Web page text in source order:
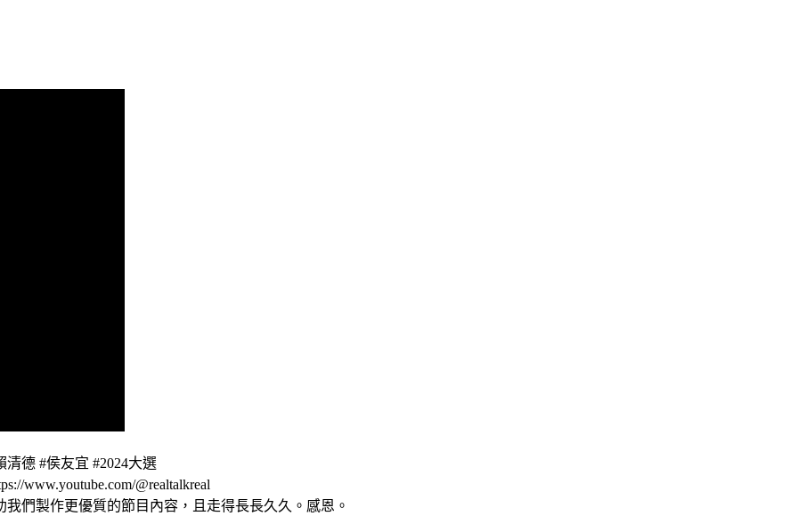
清德 #侯友宜 #2024大選
www.youtube.com/@realtalkreal
們製作更優質的節目內容，且走得長長久久。感恩。